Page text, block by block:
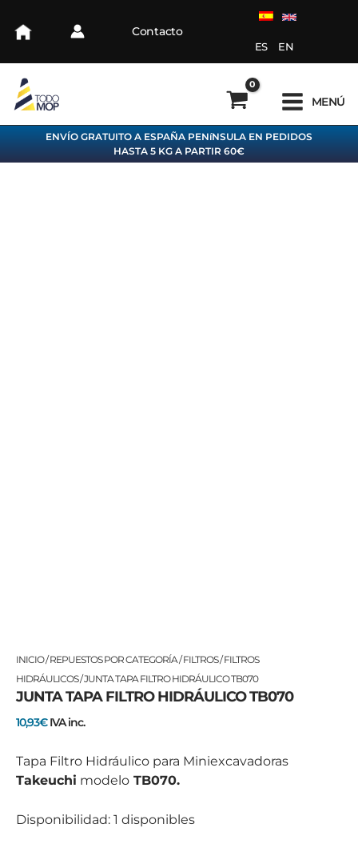
Contacto
ES EN
MENÚ
ENVÍO GRATUITO A ESPAÑA PENíNSULA EN PEDIDOS
HASTA 5 KG A PARTIR 60€
INICIO/REPUESTOS POR CATEGORÍA/FILTROS/FILTROS
HIDRÁULICOS/ JUNTA TAPA FILTRO HIDRÁULICO TB070
JUNTA TAPA FILTRO HIDRÁULICO TB070
10,93€ IVA inc.
Tapa Filtro Hidráulico para Miniexcavadoras
Takeuchi modelo TB070.
Disponibilidad: 1 disponibles
JUNTA
TAPA
FILTRO
HIDRÁULICO
cantidad